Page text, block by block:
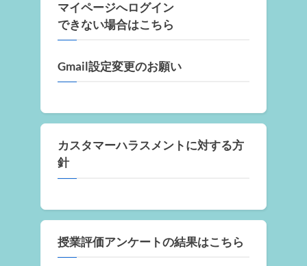
マイページへログイン
できない場合はこちら
Gmail設定変更のお願い
カスタマーハラスメントに対する方
針
授業評価アンケートの結果はこちら